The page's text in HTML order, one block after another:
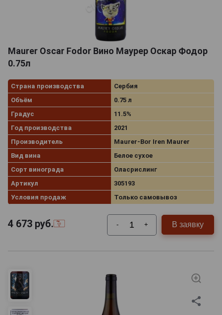
Maurer Oscar Fodor Вино Маурер Оскар Фодор
0.75л
Страна производства
Сербия
Объём
0.75 л
Градус
11.5%
Год производства
2021
Производитель
Maurer-Bor Iren Maurer
Вид вина
Белое сухое
Сорт винограда
Оласрислинг
Артикул
305193
Условия продаж
Только самовывоз
4 673 руб. - + В заявку